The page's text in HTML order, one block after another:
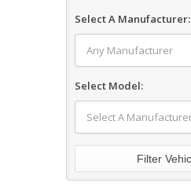
Select A Manufacturer:
Select Model: